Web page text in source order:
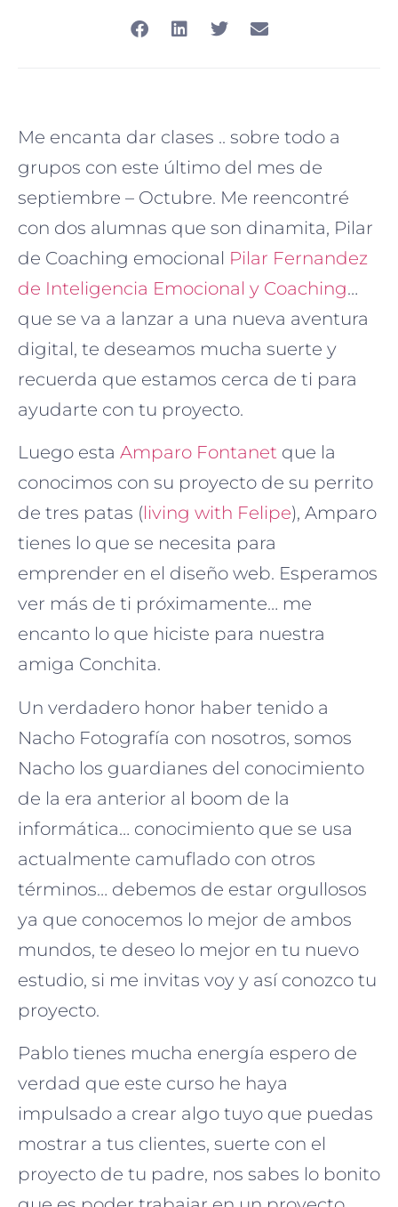
Me encanta dar clases .. sobre todo a
grupos con este último del mes de
septiembre – Octubre. Me reencontré
con dos alumnas que son dinamita, Pilar
de Coaching emocional Pilar Fernandez
de Inteligencia Emocional y Coaching…
que se va a lanzar a una nueva aventura
digital, te deseamos mucha suerte y
recuerda que estamos cerca de ti para
ayudarte con tu proyecto.
Luego esta Amparo Fontanet que la
conocimos con su proyecto de su perrito
de tres patas (living with Felipe), Amparo
tienes lo que se necesita para
emprender en el diseño web. Esperamos
ver más de ti próximamente… me
encanto lo que hiciste para nuestra
amiga Conchita.
Un verdadero honor haber tenido a
Nacho Fotografía con nosotros, somos
Nacho los guardianes del conocimiento
de la era anterior al boom de la
informática… conocimiento que se usa
actualmente camuflado con otros
términos… debemos de estar orgullosos
ya que conocemos lo mejor de ambos
mundos, te deseo lo mejor en tu nuevo
estudio, si me invitas voy y así conozco tu
proyecto.
Pablo tienes mucha energía espero de
verdad que este curso he haya
impulsado a crear algo tuyo que puedas
mostrar a tus clientes, suerte con el
proyecto de tu padre, nos sabes lo bonito